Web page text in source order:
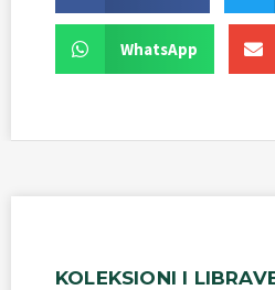
WhatsApp
KOLEKSIONI I